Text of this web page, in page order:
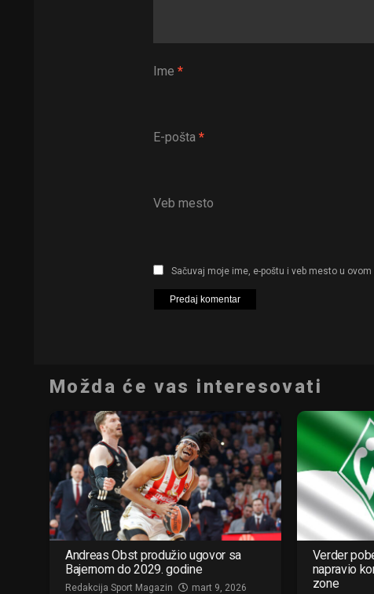
Ime *
E-pošta *
Veb mesto
Sačuvaj moje ime, e-poštu i veb mesto u
Možda će vas interesovati
Andreas Obst produžio ugovor sa
Bajernom do 2029. godine
Redakcija Sport Magazin mart 9, 2026
Verder
napravio
zone